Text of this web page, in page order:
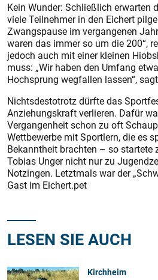
Kein Wunder: Schließlich erwarten
viele Teilnehmer in den Eichert
Zwangspause im vergangenen
waren das immer so um die 200“,
jedoch auch mit einer kleinen
muss: „Wir haben den Umfang
Hochsprung wegfallen lassen“,
Nichtsdestotrotz dürfte das
Anziehungskraft verlieren. Dafür
Vergangenheit schon zu oft
Wettbewerbe mit Sportlern, die es
Bekanntheit brachten – so startete
Tobias Unger nicht nur zu
Notzingen. Letztmals war der
Gast im Eichert.pet
LESEN SIE AUCH
Kirchheim